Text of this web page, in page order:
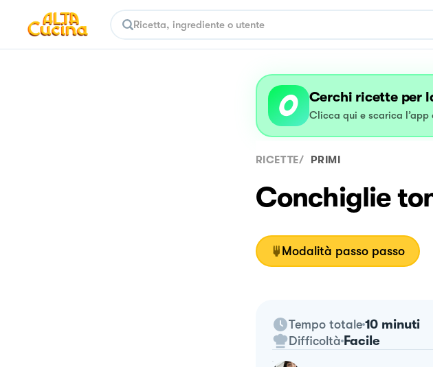
Cerchi ricette per
Clicca qui e scarica l’app
RICETTE/ PRIMI
Conchiglie
Modalità passo passo
Tempo totale 10 minuti
Difficoltà Facile